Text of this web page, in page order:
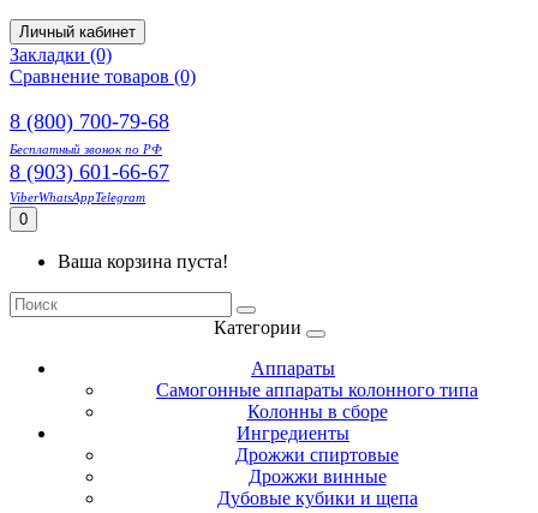
Личный кабинет
Закладки (0)
Сравнение товаров (0)
8 (800) 700-79-68
Бесплатный звонок по РФ
8 (903) 601-66-67
ViberWhatsAppTelegram
0
Ваша корзина пуста!
Категории
Аппараты
Самогонные аппараты колонного типа
Колонны в сборе
Ингредиенты
Дрожжи спиртовые
Дрожжи винные
Дубовые кубики и щепа